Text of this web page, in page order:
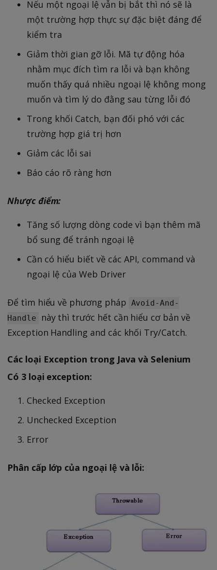
Nếu một ngoại lệ vẫn bị bắt thì nó sẽ là
một trường hợp thực sự đặc biệt đáng để
kiểm tra
Giảm thời gian gỡ lỗi. Mã tự động hóa
nhằm mục đích tìm ra lỗi và bạn không
muốn thấy quá nhiều ngoại lệ không mong
muốn và tìm lý do đằng sau từng lỗi đó
Trong khối Catch, bạn đối phó với các
trường hợp giá trị hơn
Giảm các lỗi sai
Báo cáo rõ ràng hơn
Nhược điểm:
Tăng số lượng dòng code vì bạn thêm mã
bổ sung để tránh ngoại lệ
Cần có hiểu biết về các API, command và
ngoại lệ của Web Driver
Để tìm hiểu về phương pháp Avoid-And-
Handle
này thì trước hết cần hiểu cơ bản về
Exception Handling and các khối Try/Catch.
Các loại Exception trong Java và Selenium
Có 3 loại exception:
Checked Exception
Unchecked Exception
Error
Phân cấp lớp của ngoại lệ và lỗi: